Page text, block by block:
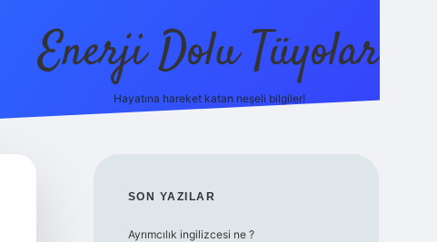
Enerji Dolu Tüyolar
Hayatına hareket katan neşeli bilgiler!
SIDEBAR
SON YAZILAR
Ayrımcılık ingilizcesi ne ?